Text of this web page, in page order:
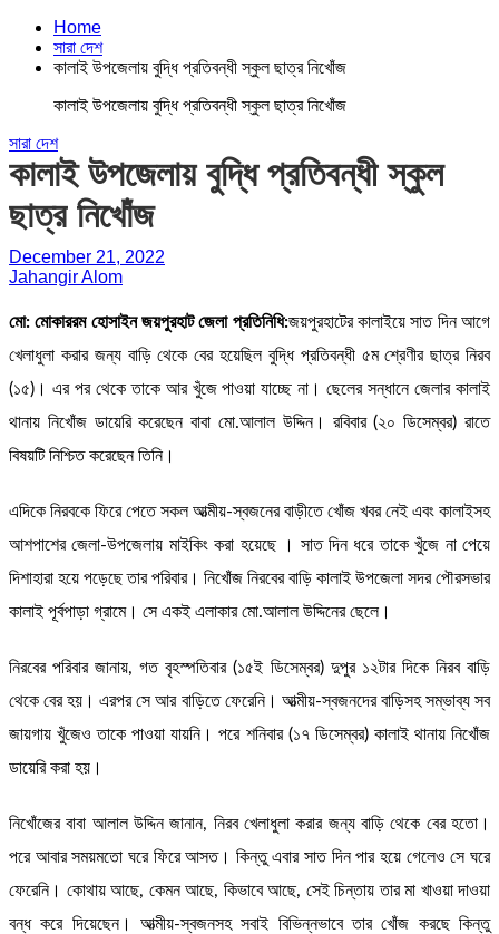
Home
সারা দেশ
কালাই উপজেলায় বুদ্ধি প্রতিবন্ধী স্কুল ছাত্র নিখোঁজ
কালাই উপজেলায় বুদ্ধি প্রতিবন্ধী স্কুল ছাত্র নিখোঁজ
সারা দেশ
কালাই উপজেলায় বুদ্ধি প্রতিবন্ধী স্কুল
ছাত্র নিখোঁজ
December 21, 2022
Jahangir Alom
মো: মোকাররম হোসাইন জয়পুরহাট জেলা প্রতিনিধি:জয়পুরহাটের কালাইয়ে সাত দিন আগে
খেলাধুলা করার জন্য বাড়ি থেকে বের হয়েছিল বুদ্ধি প্রতিবন্ধী ৫ম শ্রেণীর ছাত্র নিরব
(১৫)। এর পর থেকে তাকে আর খুঁজে পাওয়া যাচ্ছে না। ছেলের সন্ধানে জেলার কালাই
থানায় নিখোঁজ ডায়েরি করেছেন বাবা মো.আলাল উদ্দিন। রবিবার (২০ ডিসেম্বর) রাতে
বিষয়টি নিশ্চিত করেছেন তিনি।
এদিকে নিরবকে ফিরে পেতে সকল আত্মীয়-স্বজনের বাড়ীতে খোঁজ খবর নেই এবং কালাইসহ
আশপাশের জেলা-উপজেলায় মাইকিং করা হয়েছে । সাত দিন ধরে তাকে খুঁজে না পেয়ে
দিশাহারা হয়ে পড়েছে তার পরিবার। নিখোঁজ নিরবের বাড়ি কালাই উপজেলা সদর পৌরসভার
কালাই পূর্বপাড়া গ্রামে। সে একই এলাকার মো.আলাল উদ্দিনের ছেলে।
নিরবের পরিবার জানায়, গত বৃহস্পতিবার (১৫ই ডিসেম্বর) দুপুর ১২টার দিকে নিরব বাড়ি
থেকে বের হয়। এরপর সে আর বাড়িতে ফেরেনি। আত্মীয়-স্বজনদের বাড়িসহ সম্ভাব্য সব
জায়গায় খুঁজেও তাকে পাওয়া যায়নি। পরে শনিবার (১৭ ডিসেম্বর) কালাই থানায় নিখোঁজ
ডায়েরি করা হয়।
নিখোঁজের বাবা আলাল উদ্দিন জানান, নিরব খেলাধুলা করার জন্য বাড়ি থেকে বের হতো।
পরে আবার সময়মতো ঘরে ফিরে আসত। কিন্তু এবার সাত দিন পার হয়ে গেলেও সে ঘরে
ফেরেনি। কোথায় আছে, কেমন আছে, কিভাবে আছে, সেই চিন্তায় তার মা খাওয়া দাওয়া
বন্ধ করে দিয়েছেন। আত্মীয়-স্বজনসহ সবাই বিভিন্নভাবে তার খোঁজ করছে কিন্তু